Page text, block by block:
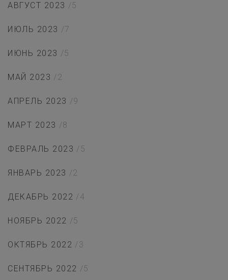
АВГУСТ 2023 /5
ИЮЛЬ 2023 /7
ИЮНЬ 2023 /5
МАЙ 2023 /2
АПРЕЛЬ 2023 /9
МАРТ 2023 /8
ФЕВРАЛЬ 2023 /5
ЯНВАРЬ 2023 /2
ДЕКАБРЬ 2022 /4
НОЯБРЬ 2022 /5
ОКТЯБРЬ 2022 /3
СЕНТЯБРЬ 2022 /5